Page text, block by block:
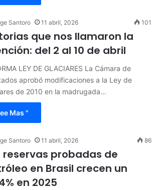
Santoro 11 abril, 2026 101
que nos llamaron la
del 2 al 10 de abril
LEY DE GLACIARES La Cámara de
aprobó modificaciones a la Ley de
de 2010 en la madrugada…
Mas "
Santoro 11 abril, 2026 86
reservas probadas de
en Brasil crecen un
en 2025